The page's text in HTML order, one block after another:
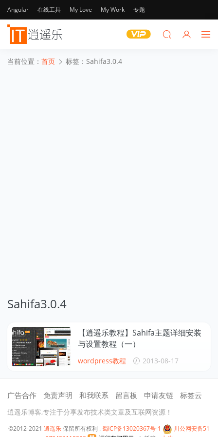
Angular 在线工具 My Love My Work 专题
当前位置： 首页 标签：Sahifa3.0.4
Sahifa3.0.4
【逍遥乐教程】Sahifa主题详细安装
与设置教程（一）
wordpress教程 2013-08-17
广告合作 免责声明 和我联系 留言板 申请友链 标签云
逍遥乐博客,专注于分享发布技术类文章及互联网资源！
©2012-2021 逍遥乐保留所有权利 . 蜀ICP备13020367号-1
川公网安备51